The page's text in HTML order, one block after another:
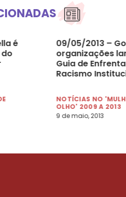
é
09/05/2013 –
organizações
Guia de
Racismo
NOTÍCIAS NO
OLHO' 2009 A 2013
9 de maio, 2013